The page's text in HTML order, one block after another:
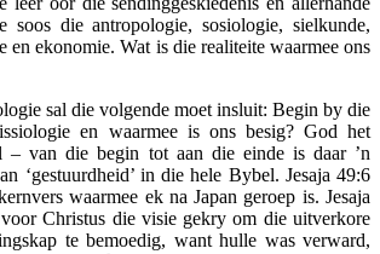
soos die antropologie, sosiologie, sielkunde,
en ekonomie. Wat is die realiteite waarmee ons
sal die volgende moet insluit: Begin by die
en waarmee is ons besig? God het
– van die begin tot aan die einde is daar ’n
‘gestuurdheid’ in die hele Bybel. Jesaja 49:6
waarmee ek na Japan geroep is. Jesaja
voor Christus die visie gekry om die uitverkore
te bemoedig, want hulle was verward,